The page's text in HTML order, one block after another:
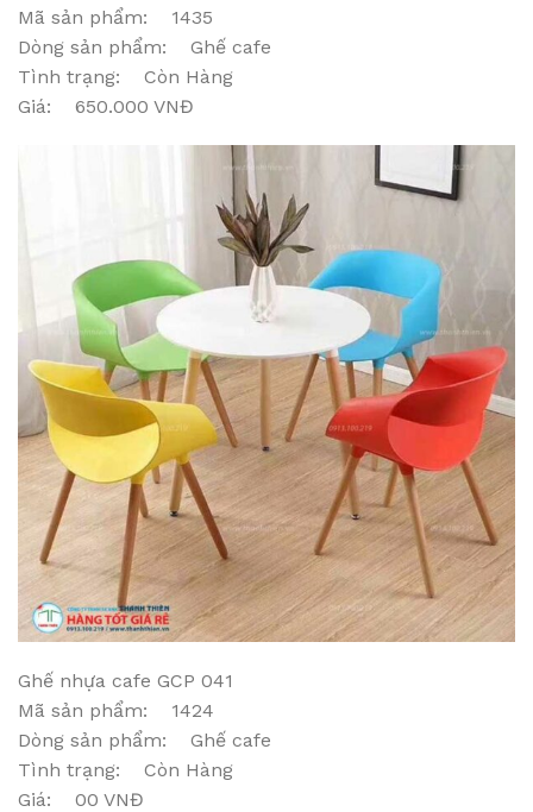
Mã sản phẩm: 1435
Dòng sản phẩm: Ghế cafe
Tình trạng: Còn Hàng
Giá: 650.000 VNĐ
Ghế nhựa cafe GCP 041
Mã sản phẩm: 1424
Dòng sản phẩm: Ghế cafe
Tình trạng: Còn Hàng
Giá: 00 VNĐ